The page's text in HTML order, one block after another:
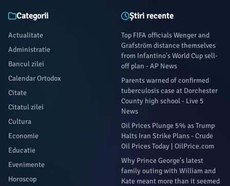
Categorii
Actualitate
Administratie
Bancul zilei
Calendar Ortodox
Citate
Citatul zilei
Cultura
Economie
Educatie
Evenimente
Horoscop
Știri recente
Top FIFA officials Wenger and
Grafström distance themselves
from Infantino's World Cup sell-
off plan - AP News
Parents warned of confirmed
tuberculosis case at Dorchester
County high school - Live 5
News
Oil Prices Plunge 5% as Trump
Halts Iran Strike Plans - Crude
Oil Prices Today | OilPrice.com
Why Prince George's latest
family outing with William and
Kate meant more than it seemed